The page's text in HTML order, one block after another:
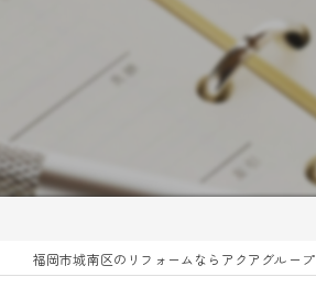
水回りリフォーム
外構工事・エクステリア
福岡市城南区のリフォームならアクアグループ